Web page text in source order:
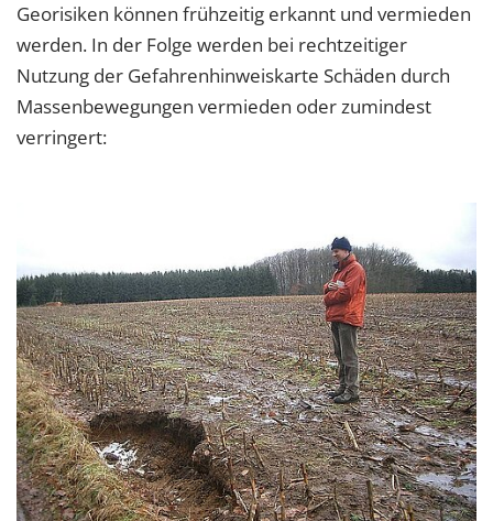
Georisiken können frühzeitig erkannt und vermieden
werden. In der Folge werden bei rechtzeitiger
Nutzung der Gefahrenhinweiskarte Schäden durch
Massenbewegungen vermieden oder zumindest
verringert: